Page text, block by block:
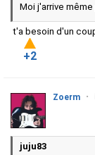
Moi j'arrive
t'a besoin d'un
+2
Zoerm •
juju83